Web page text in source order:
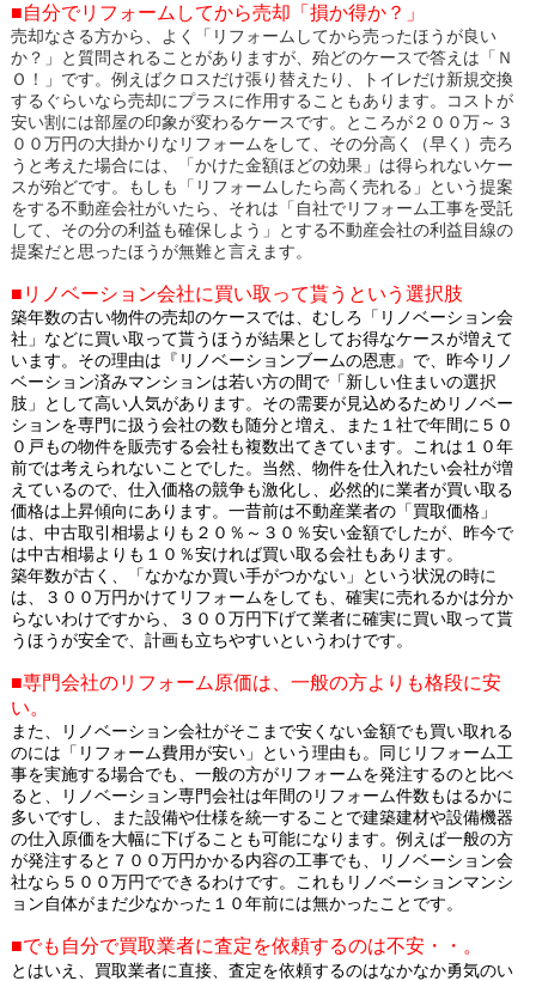
■自分でリフォームしてから売却「損か得か？」
売却なさる方から、よく「リフォームしてから売ったほうが良い
か？」と質問されることがありますが、殆どのケースで答えは「Ｎ
Ｏ！」です。例えばクロスだけ張り替えたり、トイレだけ新規交換
するぐらいなら売却にプラスに作用することもあります。コストが
安い割には部屋の印象が変わるケースです。ところが２００万～３
００万円の大掛かりなリフォームをして、その分高く（早く）売ろ
うと考えた場合には、「かけた金額ほどの効果」は得られないケー
スが殆どです。もしも「リフォームしたら高く売れる」という提案
をする不動産会社がいたら、それは「自社でリフォーム工事を受託
して、その分の利益も確保しよう」とする不動産会社の利益目線の
提案だと思ったほうが無難と言えます。
■リノベーション会社に買い取って貰うという選択肢
築年数の古い物件の売却のケースでは、むしろ「リノベーション会
社」などに買い取って貰うほうが結果としてお得なケースが増えて
います。その理由は『リノベーションブームの恩恵』で、昨今リノ
ベーション済みマンションは若い方の間で「新しい住まいの選択
肢」として高い人気があります。その需要が見込めるためリノベー
ションを専門に扱う会社の数も随分と増え、また１社で年間に５０
０戸もの物件を販売する会社も複数出てきています。これは１０年
前では考えられないことでした。当然、物件を仕入れたい会社が増
えているので、仕入価格の競争も激化し、必然的に業者が買い取る
価格は上昇傾向にあります。一昔前は不動産業者の「買取価格」
は、中古取引相場よりも２０％～３０％安い金額でしたが、昨今で
は中古相場よりも１０％安ければ買い取る会社もあります。
築年数が古く、「なかなか買い手がつかない」という状況の時に
は、３００万円かけてリフォームをしても、確実に売れるかは分か
らないわけですから、３００万円下げて業者に確実に買い取って貰
うほうが安全で、計画も立ちやすいというわけです。
■専門会社のリフォーム原価は、一般の方よりも格段に安
い。
また、リノベーション会社がそこまで安くない金額でも買い取れる
のには「リフォーム費用が安い」という理由も。同じリフォーム工
事を実施する場合でも、一般の方がリフォームを発注するのと比べ
ると、リノベーション専門会社は年間のリフォーム件数もはるかに
多いですし、また設備や仕様を統一することで建築建材や設備機器
の仕入原価を大幅に下げることも可能になります。例えば一般の方
が発注すると７００万円かかる内容の工事でも、リノベーション会
社なら５００万円でできるわけです。これもリノベーションマンシ
ョン自体がまだ少なかった１０年前には無かったことです。
■でも自分で買取業者に査定を依頼するのは不安・・。
とはいえ、買取業者に直接、査定を依頼するのはなかなか勇気のい